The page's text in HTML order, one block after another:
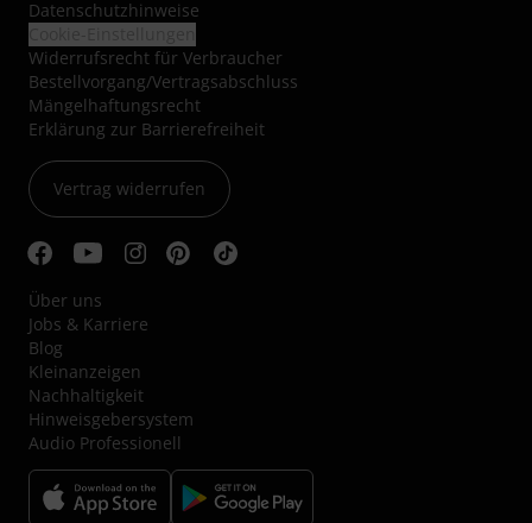
Datenschutzhinweise
Widerrufsrecht für Verbraucher
Bestellvorgang/Vertragsabschluss
Mängelhaftungsrecht
Erklärung zur Barrierefreiheit
Vertrag widerrufen
Über uns
Jobs & Karriere
Blog
Kleinanzeigen
Nachhaltigkeit
Hinweisgebersystem
Audio Professionell